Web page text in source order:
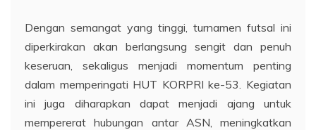
Dengan semangat yang tinggi, turnamen futsal ini
diperkirakan akan berlangsung sengit dan penuh
keseruan, sekaligus menjadi momentum penting
dalam memperingati HUT KORPRI ke-53. Kegiatan
ini juga diharapkan dapat menjadi ajang untuk
mempererat hubungan antar ASN, meningkatkan